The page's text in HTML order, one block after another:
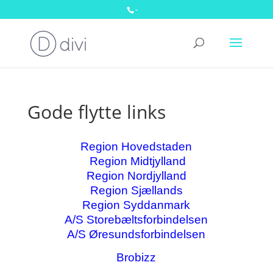
-
Gode flytte links
Region Hovedstaden
Region Midtjylland
Region Nordjylland
Region Sjællands
Region Syddanmark
A/S Storebæltsforbindelsen
A/S Øresundsforbindelsen
Brobizz